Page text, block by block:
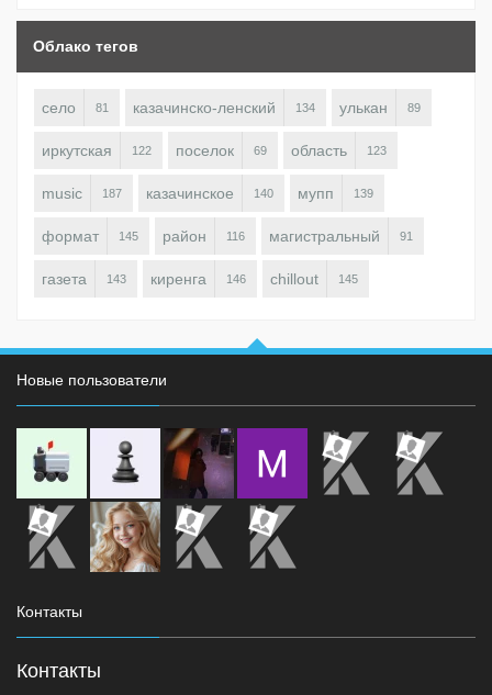
Облако тегов
село 81 казачинско-ленский 134 улькан 89
иркутская 122 поселок 69 область 123
music 187 казачинское 140 мупп 139
формат 145 район 116 магистральный 91
газета 143 киренга 146 chillout 145
Новые пользователи
Контакты
Контакты